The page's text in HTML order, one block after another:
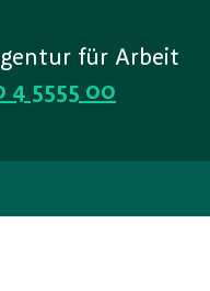
für Arbeit
4 5555 00